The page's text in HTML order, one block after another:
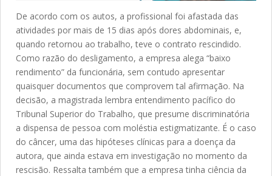
De acordo com os autos, a profissional foi afastada das
atividades por mais de 15 dias após dores abdominais, e,
quando retornou ao trabalho, teve o contrato rescindido.
Como razão do desligamento, a empresa alega “baixo
rendimento” da funcionária, sem contudo apresentar
quaisquer documentos que comprovem tal afirmação. Na
decisão, a magistrada lembra entendimento pacífico do
Tribunal Superior do Trabalho, que presume discriminatória
a dispensa de pessoa com moléstia estigmatizante. É o caso
do câncer, uma das hipóteses clínicas para a doença da
autora, que ainda estava em investigação no momento da
rescisão. Ressalta também que a empresa tinha ciência da